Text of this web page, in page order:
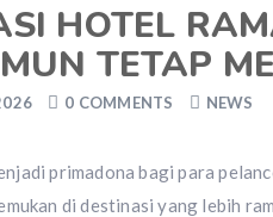
HOTEL
TETAP
0 COMMENTS NEWS
primadona bagi para
di destinasi yang lebih